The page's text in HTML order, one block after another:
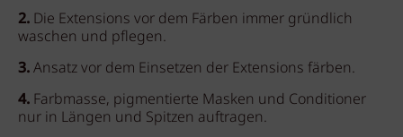
2. Die Extensions vor dem Färben immer gründlich
waschen und pflegen.
3.Ansatz vor dem Einsetzen der Extensions färben.
4. Farbmasse, pigmentierte Masken und Conditioner
nur in Längen und Spitzen auftragen.